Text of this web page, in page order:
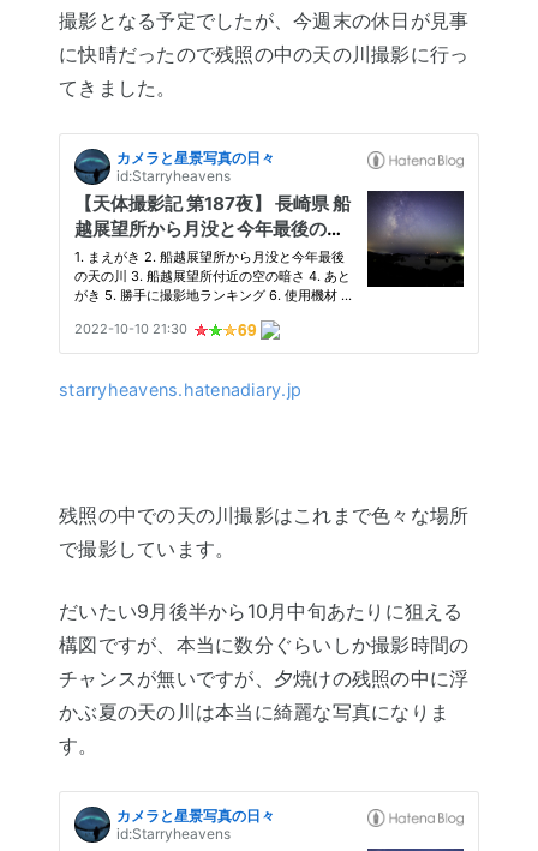
撮影となる予定でしたが、今週末の休日が見事
に快晴だったので残照の中の天の川撮影に行っ
てきました。
starryheavens.hatenadiary.jp
残照の中での天の川撮影はこれまで色々な場所
で撮影しています。
だいたい9月後半から10月中旬あたりに狙える
構図ですが、本当に数分ぐらいしか撮影時間の
チャンスが無いですが、夕焼けの残照の中に浮
かぶ夏の天の川は本当に綺麗な写真になりま
す。